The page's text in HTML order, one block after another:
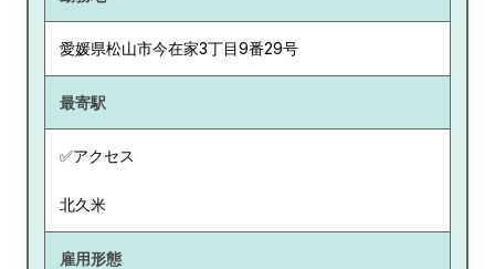
愛媛県松山市今在家3丁目9番29号
最寄駅
✅アクセス
北久米
雇用形態